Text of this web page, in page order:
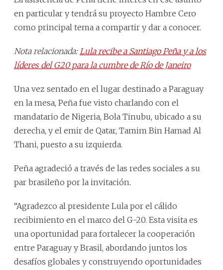
en particular y tendrá su proyecto Hambre Cero
como principal tema a compartir y dar a conocer.
Nota relacionada:Lula recibe a Santiago Peña y a los
líderes del G20 para la cumbre de Río de Janeiro
Una vez sentado en el lugar destinado a Paraguay
en la mesa, Peña fue visto charlando con el
mandatario de Nigeria, Bola Tinubu, ubicado a su
derecha, y el emir de Qatar, Tamim Bin Hamad Al
Thani, puesto a su izquierda.
Peña agradeció a través de las redes sociales a su
par brasileño por la invitación.
“Agradezco al presidente Lula por el cálido
recibimiento en el marco del G-20. Esta visita es
una oportunidad para fortalecer la cooperación
entre Paraguay y Brasil, abordando juntos los
desafíos globales y construyendo oportunidades